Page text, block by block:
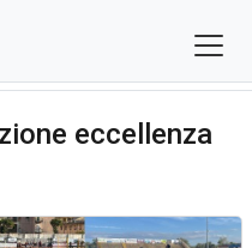
eccellenza